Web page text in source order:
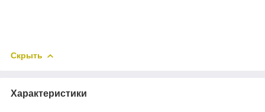
Скрыть
Характеристики